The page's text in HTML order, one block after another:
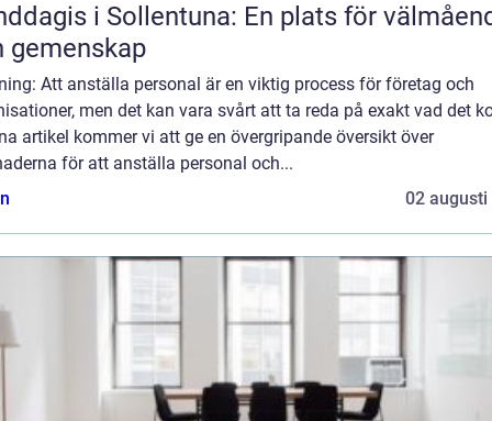
i Sollentuna: En plats för
gemenskap
Att anställa personal är en viktig process för företag och
men det kan vara svårt att ta reda på exakt vad det
artikel kommer vi att ge en övergripande översikt över
för att anställa personal och...
02 augusti